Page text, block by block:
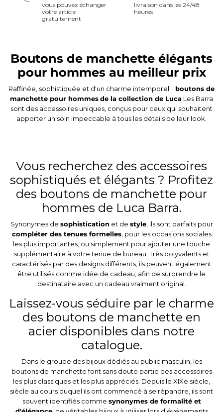
vous pouvez échanger
votre article
gratuitement
livraison dans les 24/48
heures
Boutons de manchette élégants
pour hommes au meilleur prix
Raffinée, sophistiquée et d'un charme intemporel. I boutons de
manchette pour hommesde la collection de Luca Les Barra
sont des accessoires uniques, conçus pour ceux qui souhaitent
apporter un soin impeccable à tous les détails de leur look.
Vous recherchez des accessoires
sophistiqués et élégants ? Profitez
des boutons de manchette pour
hommes de Luca Barra.
Synonymes de sophisticationet de style, ils sont parfaits pour
compléter des tenues formelles, pour les occasions sociales
les plus importantes, ou simplement pour ajouter une touche
supplémentaire à votre tenue de bureau. Très polyvalents et
caractérisés par des designs différents, ils peuvent également
être utilisés comme idée de cadeau, afin de surprendre le
destinataire avec un cadeau vraiment original.
Laissez-vous séduire par le charme
des boutons de manchette en
acier disponibles dans notre
catalogue.
Dans le groupe des bijoux dédiés au public masculin, les
boutons de manchette font sans doute partie des accessoires
les plus classiques et les plus appréciés. Depuis le XIXe siècle,
siècle au cours duquel ils ont commencé à se répandre, ils sont
souvent identifiés comme synonymes de formalité et